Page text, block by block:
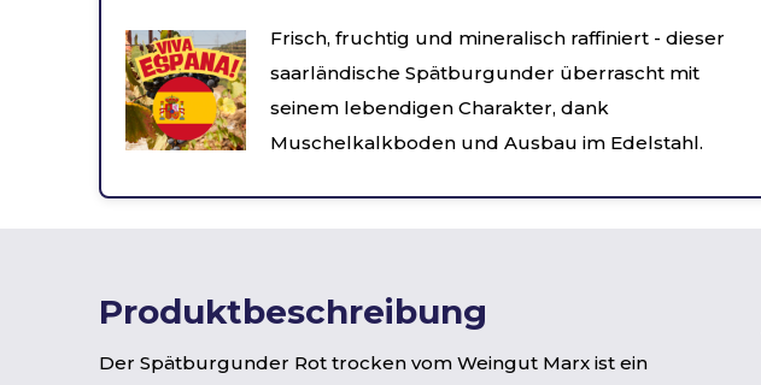
Frisch, fruchtig und mineralisch raffiniert - dieser
saarländische Spätburgunder überrascht mit
seinem lebendigen Charakter, dank
Muschelkalkboden und Ausbau im Edelstahl.
Produktbeschreibung
Der Spätburgunder Rot trocken vom Weingut Marx ist ein